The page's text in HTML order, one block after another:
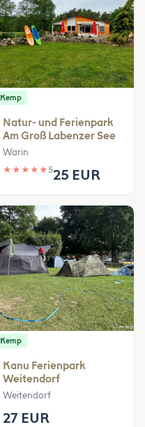
Kemp
Natur- und Ferienpark
Am Groß Labenzer See
Warin
★ ★ ★ ★ ★525 EUR
Kemp
Kanu Ferienpark
Weitendorf
Weitendorf
27 EUR